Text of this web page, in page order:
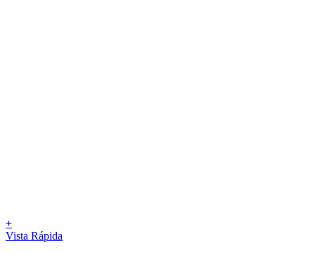
+
Vista Rápida